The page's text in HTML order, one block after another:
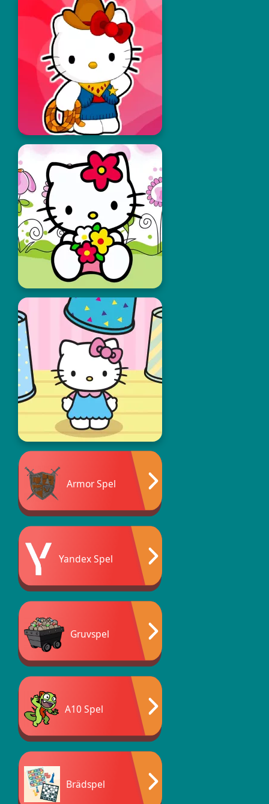
Armor Spel
Yandex Spel
Gruvspel
A10 Spel
Brädspel